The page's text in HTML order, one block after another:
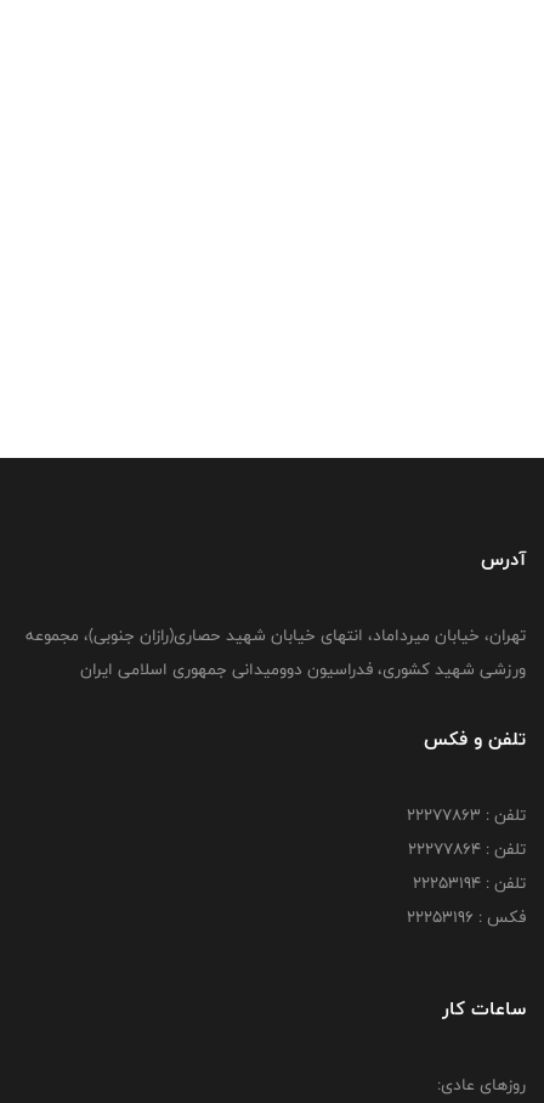
آدرس
تهران، خیابان میرداماد، انتهای خیابان شهید حصاری(رازان جنوبی)، مجموعه
ورزشی شهید کشوری، فدراسیون دوومیدانی جمهوری اسلامی ایران
تلفن و فکس
تلفن : 22277863
تلفن : 22277864
تلفن : 22253194
فکس : 22253196
ساعات کار
روزهای عادی: